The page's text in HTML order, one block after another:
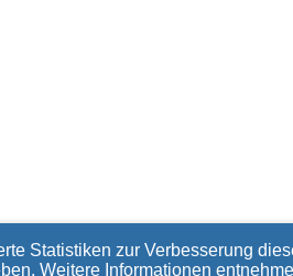
Statistiken zur Verbesserung
Weitere Informationen